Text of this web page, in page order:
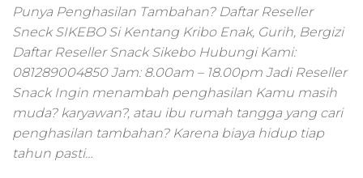
pemasaran
smm,media
digital,jasa digital
marketing
terbaik,marketing
online offline,jasa
digital marketing
murah,marketing
Punya Penghasilan Tambahan? Daftar Reseller
Sneck SIKEBO Si Kentang Kribo Enak, Gurih, Bergizi
Daftar Reseller Snack Sikebo Hubungi Kami:
081289004850 Jam: 8.00am – 18.00pm Jadi Reseller
Snack Ingin menambah penghasilan Kamu masih
muda? karyawan?, atau ibu rumah tangga yang cari
penghasilan tambahan? Karena biaya hidup tiap
tahun pasti…